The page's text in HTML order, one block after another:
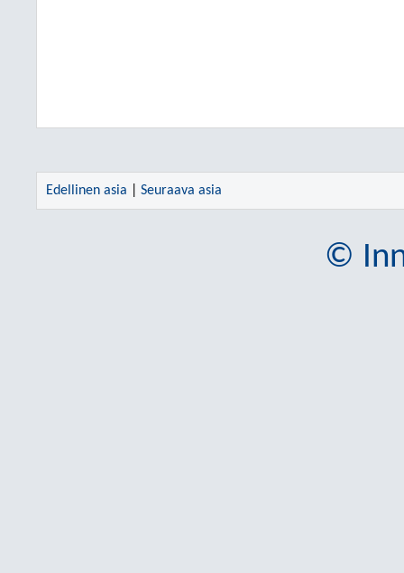
Edellinen asia Seuraava asia
©